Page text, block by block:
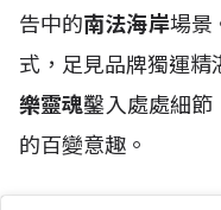
告中的南法海岸場景
式，足見品牌獨運
樂靈魂鑿入處處細節
的百變意趣。